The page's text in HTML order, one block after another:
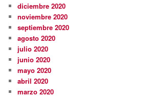
diciembre 2020
noviembre 2020
septiembre 2020
agosto 2020
julio 2020
junio 2020
mayo 2020
abril 2020
marzo 2020